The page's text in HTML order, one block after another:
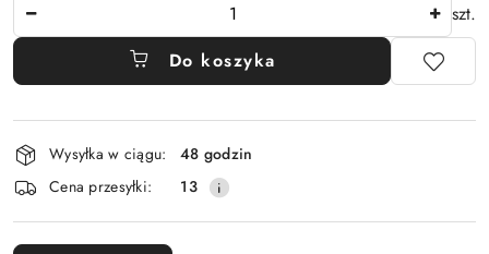
szt.
Do koszyka
Dostępność
i
dostawa
Wysyłka w ciągu:
48 godzin
Cena przesyłki:
13